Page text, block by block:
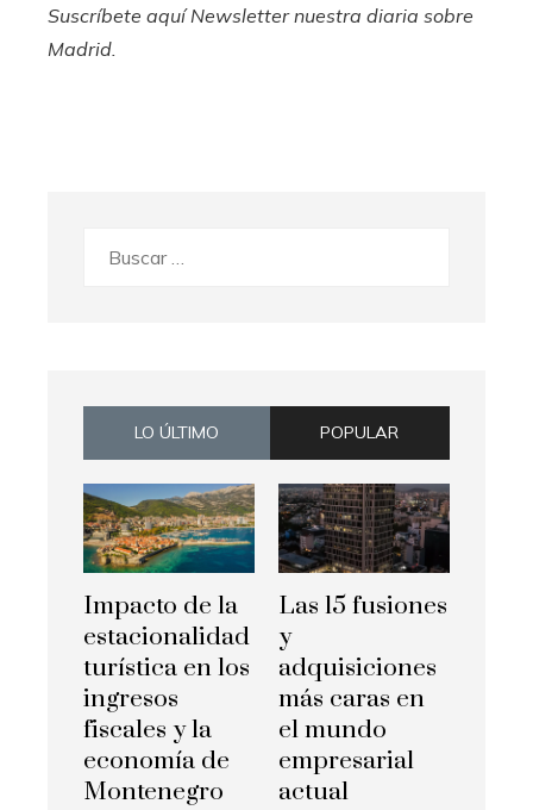
Suscríbete aquíNewsletter nuestra diaria sobre
Madrid.
LO ÚLTIMO POPULAR
Impacto de la
estacionalidad
turística en los
ingresos
fiscales y la
economía de
Montenegro
Las 15 fusiones
y
adquisiciones
más caras en
el mundo
empresarial
actual